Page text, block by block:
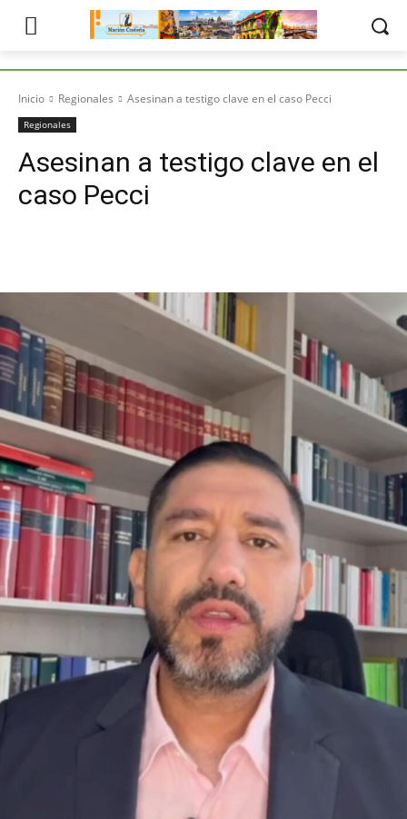
Inicio Regionales Asesinan a testigo clave en el caso Pecci
Regionales
Asesinan a testigo clave en el
caso Pecci